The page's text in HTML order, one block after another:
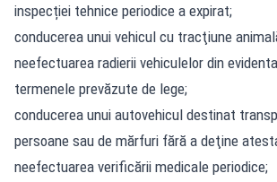
inspecției tehnice periodice a expirat;
conducerea unui vehicul cu tracţiune
neefectuarea radierii vehiculelor din
termenele prevăzute de lege;
conducerea unui autovehicul destinat
persoane sau de mărfuri fără a deţine
neefectuarea verificării medicale periodice;